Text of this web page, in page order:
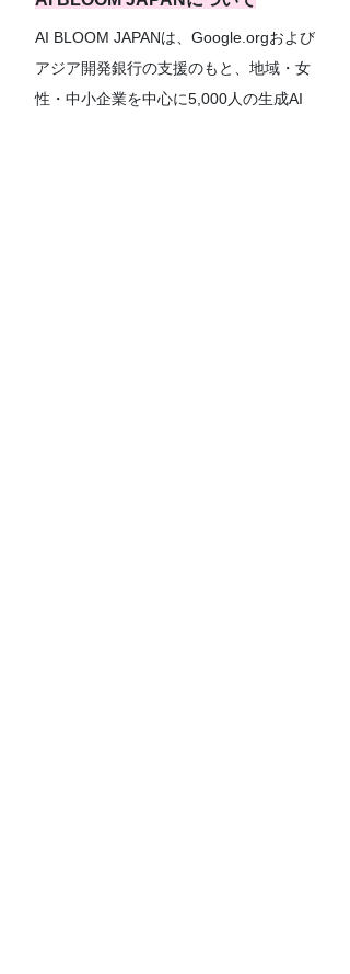
AI BLOOM JAPANは、Google.orgおよび
アジア開発銀行の支援のもと、地域・女
性・中小企業を中心に5,000人の生成AI